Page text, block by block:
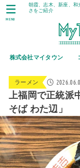
朝霞、志木、新座、和
さをご紹介
株式会社マイタウン
MENU
ラーメン
上福岡で正統派
そば わた辺」